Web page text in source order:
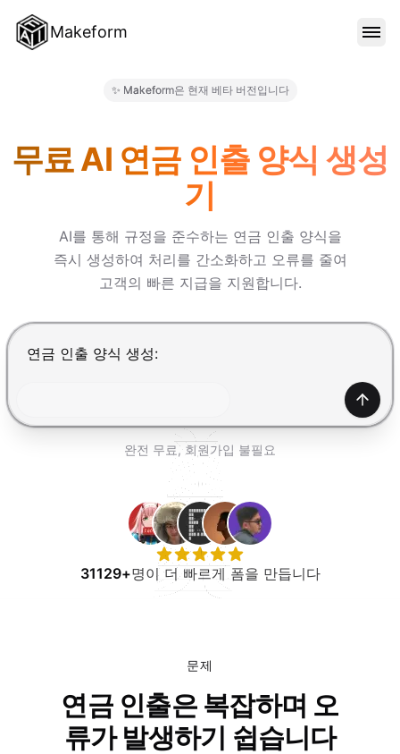
Makeform
✨ Makeform은 현재 베타 버전입니다
무료 AI 연금 인출 양식 생성
기
AI를 통해 규정을 준수하는 연금 인출 양식을
즉시 생성하여 처리를 간소화하고 오류를 줄여
고객의 빠른 지급을 지원합니다.
Enter를 눌러 제출, Shift+Enter로 줄바꿈 추가
생성
완전 무료, 회원가입 불필요
31129+명이 더 빠르게 폼을 만듭니다
문제
연금 인출은 복잡하며 오
류가 발생하기 쉽습니다